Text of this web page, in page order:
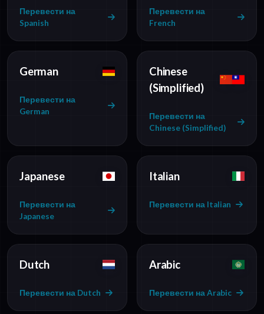
Перевести на
Spanish
Перевести на
French
German
Перевести на
German
Chinese
(Simplified)
Перевести на
Chinese (Simplified)
Japanese
Перевести на
Japanese
Italian
Перевести на Italian
Dutch
Перевести на Dutch
Arabic
Перевести на Arabic